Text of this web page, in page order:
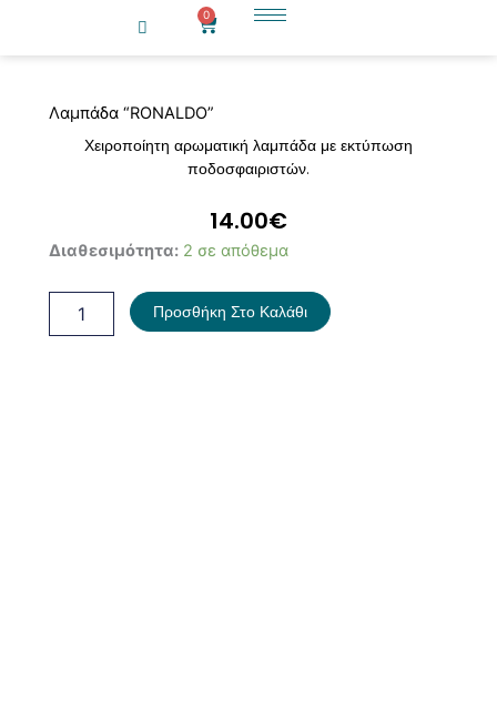
0
Cart
Λαμπάδα “RONALDO”
Χειροποίητη αρωματική λαμπάδα με εκτύπωση
ποδοσφαιριστών.
14.00€
Διαθεσιμότητα: 2 σε απόθεμα
Λαμπάδα
ποσότητα
Προσθήκη Στο Καλάθι